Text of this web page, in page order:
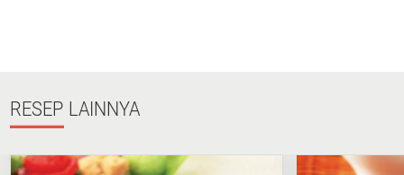
RESEP LAINNYA